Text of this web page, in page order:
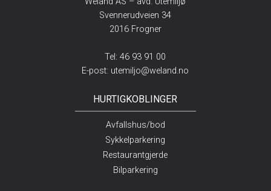
Svennerudveien 34
2016 Frogner
Tel: 46 93 91 00
E-post: utemiljo@weland.no
HURTIGKOBLINGER
Avfallshus/bod
Sykkelparkering
Restaurantgjerde
Bilparkering